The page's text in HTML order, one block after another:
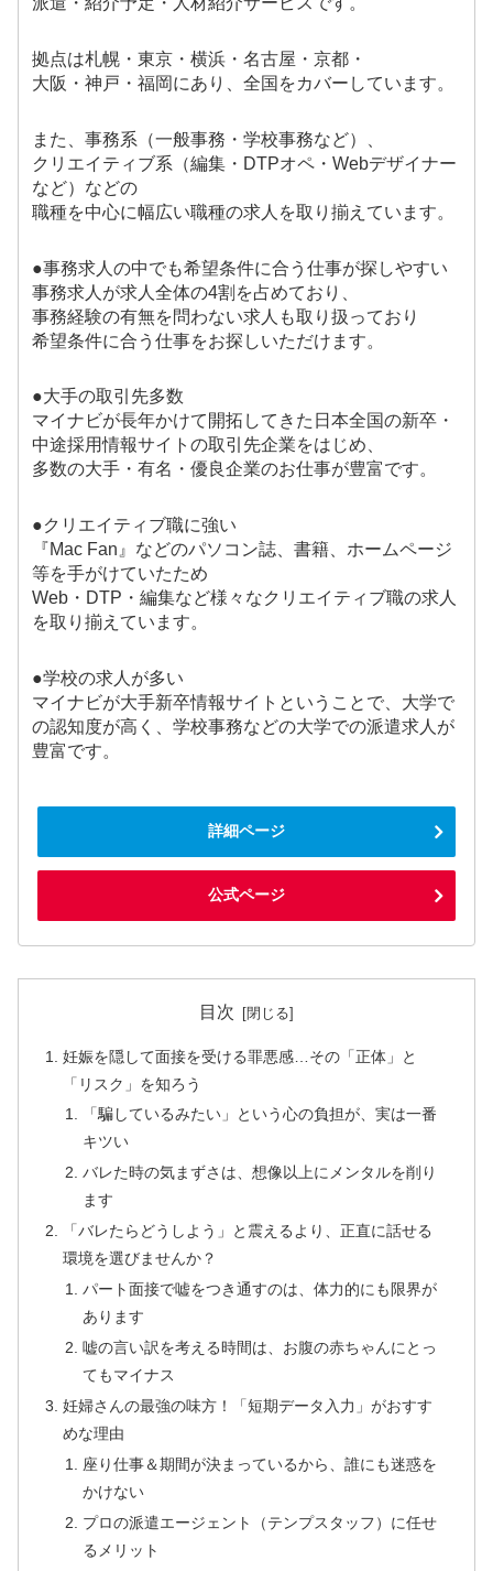
拠点は札幌・東京・横浜・名古屋・京都・
大阪・神戸・福岡にあり、全国をカバーしています。
また、事務系（一般事務・学校事務など）、
クリエイティブ系（編集・DTPオペ・Webデザイナー
など）などの
職種を中心に幅広い職種の求人を取り揃えています。
●事務求人の中でも希望条件に合う仕事が探しやすい
事務求人が求人全体の4割を占めており、
事務経験の有無を問わない求人も取り扱っており
希望条件に合う仕事をお探しいただけます。
●大手の取引先多数
マイナビが長年かけて開拓してきた日本全国の新卒・
中途採用情報サイトの取引先企業をはじめ、
多数の大手・有名・優良企業のお仕事が豊富です。
●クリエイティブ職に強い
『Mac Fan』などのパソコン誌、書籍、ホームページ
等を手がけていたため
Web・DTP・編集など様々なクリエイティブ職の求人
を取り揃えています。
●学校の求人が多い
マイナビが大手新卒情報サイトということで、大学で
の認知度が高く、学校事務などの大学での派遣求人が
豊富です。
詳細ページ
公式ページ
目次
妊娠を隠して面接を受ける罪悪感…その「正体」と
「リスク」を知ろう
「騙しているみたい」という心の負担が、実は一番
キツい
バレた時の気まずさは、想像以上にメンタルを削り
ます
「バレたらどうしよう」と震えるより、正直に話せる
環境を選びませんか？
パート面接で嘘をつき通すのは、体力的にも限界が
あります
嘘の言い訳を考える時間は、お腹の赤ちゃんにとっ
てもマイナス
妊婦さんの最強の味方！「短期データ入力」がおすす
めな理由
座り仕事＆期間が決まっているから、誰にも迷惑を
かけない
プロの派遣エージェント（テンプスタッフ）に任せ
るメリット